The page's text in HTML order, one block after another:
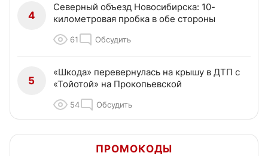
4
Северный объезд Новосибирска: 10-
километровая пробка в обе стороны
61 Обсудить
5
«Шкода» перевернулась на крышу в ДТП с
«Тойотой» на Прокопьевской
54 Обсудить
ПРОМОКОДЫ